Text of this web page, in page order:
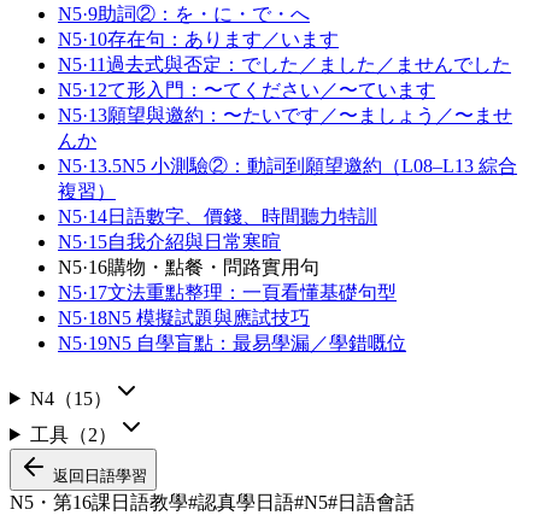
N5·9助詞②：を・に・で・へ
N5·10存在句：あります／います
N5·11過去式與否定：でした／ました／ませんでした
N5·12て形入門：〜てください／〜ています
N5·13願望與邀約：〜たいです／〜ましょう／〜ませ
んか
N5·13.5N5 小測驗②：動詞到願望邀約（L08–L13 綜合
複習）
N5·14日語數字、價錢、時間聽力特訓
N5·15自我介紹與日常寒暄
N5·16購物・點餐・問路實用句
N5·17文法重點整理：一頁看懂基礎句型
N5·18N5 模擬試題與應試技巧
N5·19N5 自學盲點：最易學漏／學錯嘅位
N4（15）
工具（2）
返回 日語學習
N5・第16課 日語教學#認真學日語#N5#日語會話